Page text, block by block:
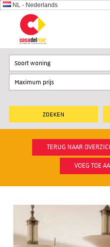
NL - Nederlands
Soort woning
TERUG NAAR
VOEG TOE